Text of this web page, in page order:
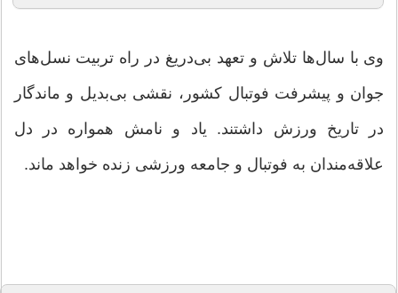
وی با سال‌ها تلاش و تعهد بی‌دریغ در راه تربیت نسل‌های
جوان و پیشرفت فوتبال کشور، نقشی بی‌بدیل و ماندگار
در تاریخ ورزش داشتند. یاد و نامش همواره در دل
علاقه‌مندان به فوتبال و جامعه ورزشی زنده خواهد ماند.